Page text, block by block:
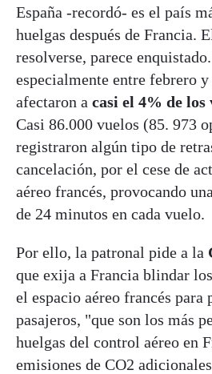
España -recordó- es el país
huelgas después de Francia.
resolverse, parece
especialmente entre febrero
afectaron a casi el 4% de los
Casi 86.000 vuelos (85. 973
registraron algún tipo de
cancelación, por el cese de
aéreo francés, provocando
de 24 minutos en cada vuelo.
Por ello, la patronal pide a la
que exija a Francia blindar
el espacio aéreo francés para
pasajeros, "que son los más
huelgas del control aéreo en
emisiones de CO2